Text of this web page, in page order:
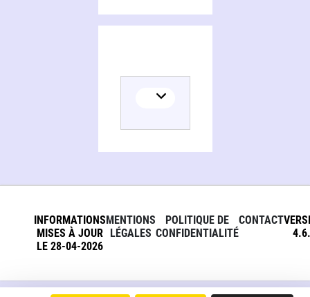
INFORMATIONS
MISES À JOUR
LE 28-04-2026
MENTIONS
LÉGALES
POLITIQUE DE
CONFIDENTIALITÉ
CONTACT